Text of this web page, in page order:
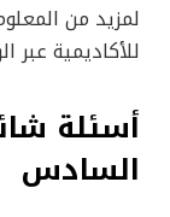
لمزيد من
للأكاديمية عبر
أسئلة
السادس